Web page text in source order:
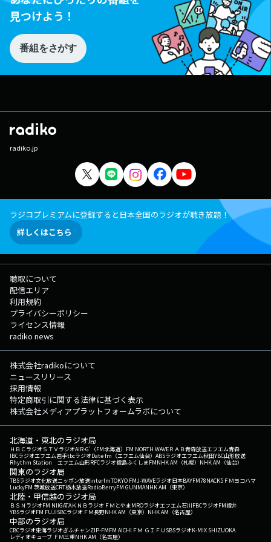
見つけよう！
番組をさがす
radiko.jp
ラジコプレミアムに登録すると日本全国のラジオが聴き放題！
詳しくはこちら
聴取について
配信エリア
利用規約
プライバシーポリシー
ライセンス情報
radiko news
株式会社radikoについて
ニュースリリース
採用情報
特定商取引に関する法律に基づく表示
株式会社メディアプラットフォームラボについて
北海道・東北のラジオ局
ＨＢＣラジオＳＴＶラジオAIR-G'（FM北海道） FM NORTH WAVEＲＡＢ青森放送エフエム青森
IBCラジオエフエム岩手tbcラジオDate fm（エフエム仙台） ABSラジオエフエム秋田YBC山形放送
Rhythm Station エフエム山形RFCラジオ福島ふくしまFMNHK AM（札幌） NHK AM（仙台）
関東のラジオ局
TBSラジオ文化放送ニッポン放送interfmTOKYO FMJ-WAVEラジオ日本BAYFM78NACK5 ＦＭヨコハマ
LuckyFM 茨城放送CRT栃木放送RadioBerryFM GUNMANHK AM（東京）
北陸・甲信越のラジオ局
ＢＳＮラジオFM NIIGATAＫＮＢラジオ ＦＭとやまMROラジオエフエム石川FBCラジオFM福井
YBSラジオFM FUJISBCラジオ ＦＭ長野NHK AM（東京） NHK AM（名古屋）
中部のラジオ局
CBCラジオ東海ラジオぎふチャンZIP-FMFM AICHI ＦＭ ＧＩＦＵ SBSラジオK-MIX SHIZUOKA
レディオキューブ ＦＭ三重NHK AM（名古屋）